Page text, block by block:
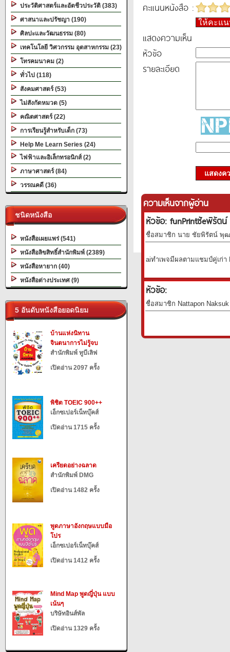
ประวัติศาสตร์และอัตชีวประวัติ (383)
ศาสนาและปรัชญา (190)
ศิลปะและวัฒนธรรม (80)
เทคโนโลยี วิศวกรรม อุตสาหกรรม (23)
โทรคมนาคม (2)
ทั่วไป (118)
สังคมศาสตร์ (53)
ไม่สังกัดหมวด (5)
คณิตศาสตร์ (22)
การเรียนรู้สำหรับเด็ก (73)
Help Me Learn Series (24)
ไฟฟ้าและอิเล็กทรอนิกส์ (2)
ภาษาศาสตร์ (84)
วรรณคดี (36)
ชนิดหนังสือ
หนังสือเผยแพร่ (541)
หนังสือลิขสิทธิ์สำนักพิมพ์ (2389)
หนังสือหายาก (40)
หนังสือต่างประเทศ (9)
5 อันดับหนังสือยอดนิยม
บ้านแห่งนิทาน
จินตนาการไม่รู้จบ
สำนักพิมพ์ ทูบีเลิฟ
เปิดอ่าน 2097 ครั้ง
พิชิต TOEIC 900++
เอ็กซเปอร์เน็ทบุ๊คส์
เปิดอ่าน 1715 ครั้ง
เครียดอย่างฉลาด
สำนักพิมพ์ DMG
เปิดอ่าน 1482 ครั้ง
พูดภาษาอังกฤษแบบมือ
โปร
เอ็กซเปอร์เน็ทบุ๊คส์
เปิดอ่าน 1412 ครั้ง
Mind Map พูดญี่ปุ่น แบบ
เน้นๆ
บริษัทอินส์พัล
เปิดอ่าน 1329 ครั้ง
คะแนนหนังสือ :
ให้คะแ
แสดงความเห็น
หัวข้อ
รายละเอียด
แสดงค
ความเห็นจากผู้อ่าน
หัวข้อ: funPrintชัeพิรัตน์
ชื่อสมาชิก นาย ชัยพิรัตน์ พุฒ
aiทำเพจมีผลตามแชมป์คู่เก่
หัวข้อ:
ชื่อสมาชิก Nattapon